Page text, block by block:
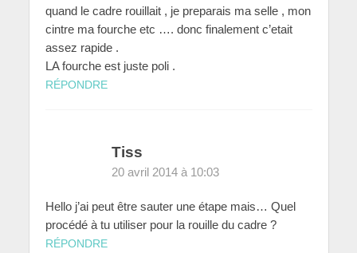
quand le cadre rouillait , je preparais ma selle , mon
cintre ma fourche etc …. donc finalement c’etait
assez rapide .
LA fourche est juste poli .
RÉPONDRE
Tiss
20 avril 2014 à 10:03
Hello j’ai peut être sauter une étape mais… Quel
procédé à tu utiliser pour la rouille du cadre ?
RÉPONDRE